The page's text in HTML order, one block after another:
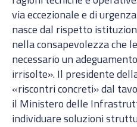
via eccezionale e di
nasce dal rispetto
nella consapevolezza che
necessario un
irrisolte». Il presidente
«riscontri concreti» dal
il Ministero delle
individuare soluzioni